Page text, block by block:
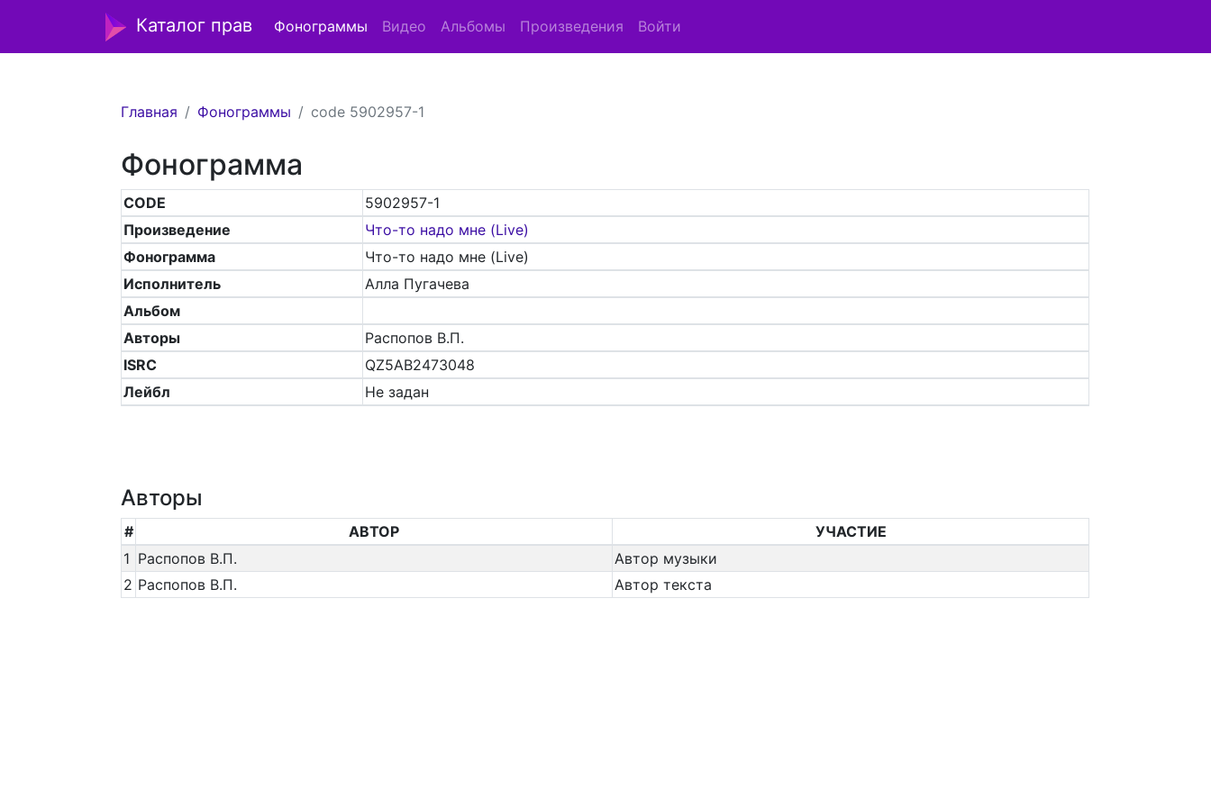
Каталог прав Фонограммы Видео Альбомы Произведения Войти
Главная Фонограммы code 5902957-1
Фонограмма
CODE
5902957-1
Произведение
Что-то надо мне (Live)
Фонограмма
Что-то надо мне (Live)
Исполнитель
Алла Пугачева
Альбом
Авторы
Распопов В.П.
ISRC
QZ5AB2473048
Лейбл
Не задан
Авторы
# АВТОР
УЧАСТИЕ
1 Распопов В.П.
Автор музыки
2 Распопов В.П. Автор текста